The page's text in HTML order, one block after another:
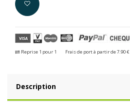
Reprise 1 pour 1 Frais de port à partir de 7.90 €
Description